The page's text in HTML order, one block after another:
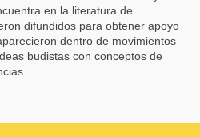
en la literatura de
difundidos para obtener apoyo
dentro de movimientos
budistas con conceptos de